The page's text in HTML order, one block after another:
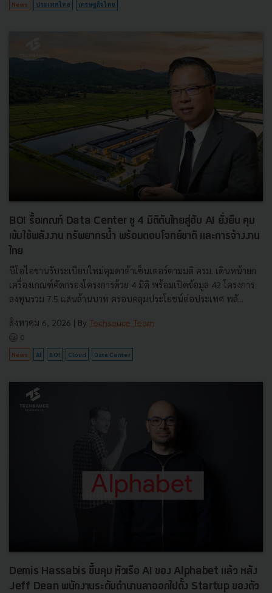
News ประเทศไทย เศรษฐกิจไทย
BOI รื้อเกณฑ์ Data Center ชู 4 มิติดันไทยสู่ฮับ AI ยั่งยืน คุม
เข้มใช้พลังงาน ทรัพยากรน้ำ พร้อมตอบโจทย์ชาติ และการจ้างงาน
ไทย
บีโอไอขานรับระเบียบใหม่คุมดาต้าเซ็นเตอร์ตามมติ ครม. เดินหน้ายก
เครื่องเกณฑ์คัดกรองโครงการด้วย 4 มิติ พร้อมเปิดข้อมูล 42 โครงการ
ลงทุนรวม 7.5 แสนล้านบาท ครอบคลุมประโยชน์ต่อประเทศ พลั...
สิงหาคม 6, 2026 | By Techsauce Team
0
News AI BOI Cloud Data Center
Demis Hassabis ขึ้นคุม หัวเรือ AI ของ Alphabet แล้ว หลัง
Jeff Dean พนักงานระดับตำนานลาออกไปตั้ง Startup ของตัว